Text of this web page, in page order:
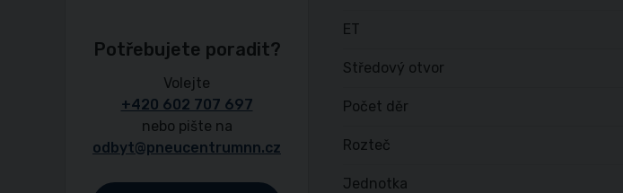
ET
Středový otvor
Počet děr
Rozteč
Jednotka
Potřebujete poradit?
Volejte
+420 602 707 697
nebo pište na
odbyt@pneucentrumnn.cz